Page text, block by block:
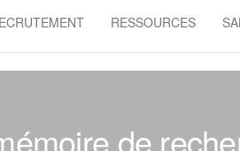
RESSOURCES
de